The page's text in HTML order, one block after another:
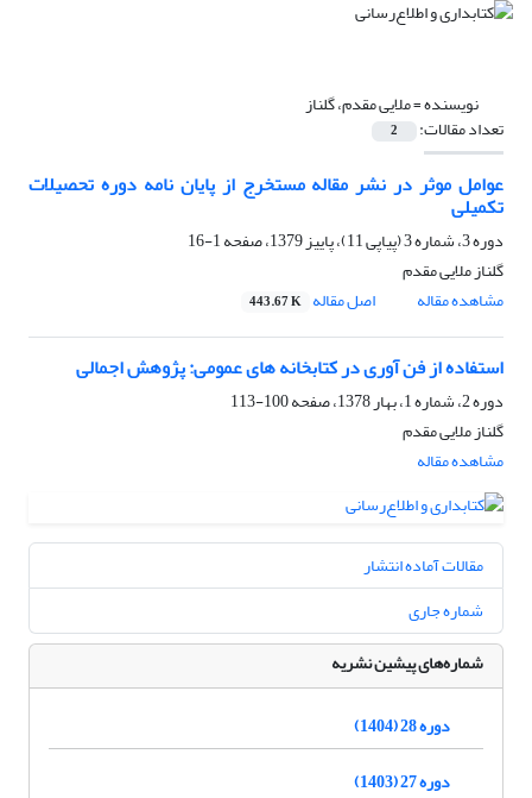
نویسنده =ملایی مقدم، گلناز
تعداد مقالات: 2
عوامل موثر در نشر مقاله مستخرج از پایان نامه دوره تحصیلات
تکمیلی
دوره 3، شماره 3 (پیاپی 11)، پاییز 1379، صفحه
1-16
گلناز ملایی مقدم
مشاهده مقاله
اصل مقاله 443.67 K
استفاده از فن آوری در کتابخانه های عمومی: پژوهش اجمالی
دوره 2، شماره 1، بهار 1378، صفحه
100-113
گلناز ملایی مقدم
مشاهده مقاله
مقالات آماده انتشار
شماره جاری
شماره‌های پیشین نشریه
دوره 28 (1404)
دوره 27 (1403)